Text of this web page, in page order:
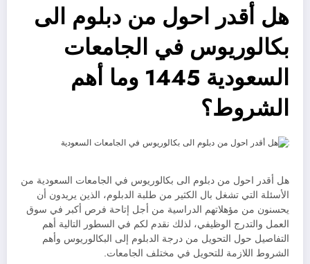
هل أقدر احول من دبلوم الى
بكالوريوس في الجامعات
السعودية 1445 وما أهم
الشروط؟
هل أقدر احول من دبلوم الى بكالوريوس في الجامعات السعودية من
الأسئلة التي تشغل بال الكثير من طلبة الدبلوم، الذين يريدون أن
يحسنون من مؤهلاتهم الدراسية من أجل إتاحة فرص أكبر في سوق
العمل والتدرج الوظيفي، لذلك نقدم لكم في السطور التالية أهم
التفاصيل حول التحويل من درجة الدبلوم إلى البكالوريوس وأهم
الشروط اللازمة للتحويل في مختلف الجامعات.